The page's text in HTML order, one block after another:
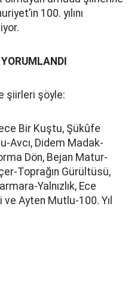
100. yılını
şiirleri şöyle:
Bir Kuştu, Şükûfe
Avcı, Didem Madak-
Dön, Bejan Matur-
Toprağın Gürültüsü,
Yalnızlık, Ece
Ayten Mutlu-100. Yıl